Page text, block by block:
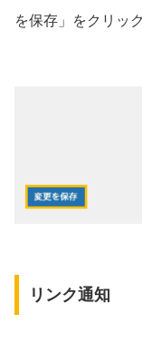
を保存」をクリッ
リンク通知